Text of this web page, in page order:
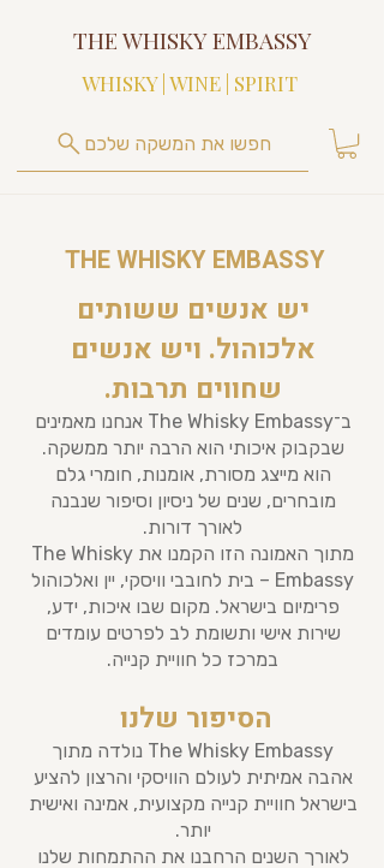
THE WHISKY EMBASSY
חפשו את המשקה שלכם
THE WHISKY EMBASSY
יש אנשים ששותים
אלכוהול. ויש אנשים
שחווים תרבות.
ב־The Whisky Embassy אנחנו מאמינים
שבקבוק איכותי הוא הרבה יותר ממשקה.
הוא מייצג מסורת, אומנות, חומרי גלם
מובחרים, שנים של ניסיון וסיפור שנבנה
לאורך דורות.
מתוך האמונה הזו הקמנו את The Whisky
Embassy – בית לחובבי וויסקי, יין ואלכוהול
פרימיום בישראל. מקום שבו איכות, ידע,
שירות אישי ותשומת לב לפרטים עומדים
במרכז כל חוויית קנייה.
הסיפור שלנו
The Whisky Embassy נולדה מתוך
אהבה אמיתית לעולם הוויסקי והרצון להציע
בישראל חוויית קנייה מקצועית, אמינה ואישית
יותר.
לאורך השנים הרחבנו את ההתמחות שלנו